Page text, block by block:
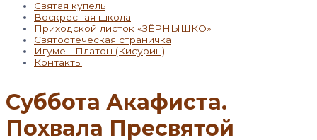
Святая купель
Воскресная школа
Приходской листок «ЗЁРНЫШКО»
Святоотеческая страничка
Игумен Платон (Кисурин)
Контакты
Суббота Акафиста.
Похвала Пресвятой